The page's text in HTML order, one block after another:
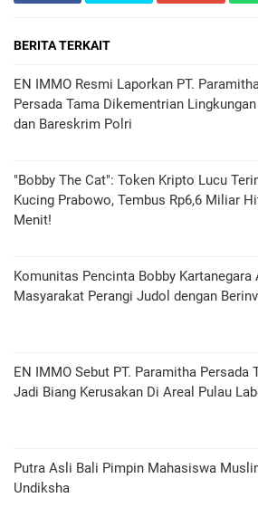
BERITA TERKAIT
EN IMMO Resmi Laporkan PT.
Persada Tama Dikementrian
dan Bareskrim Polri
"Bobby The Cat": Token Kripto Lucu
Kucing Prabowo, Tembus Rp6,6 Miliar
Menit!
Komunitas Pencinta Bobby Kartanegara
Masyarakat Perangi Judol dengan
EN IMMO Sebut PT. Paramitha Persada
Jadi Biang Kerusakan Di Areal Pulau
Putra Asli Bali Pimpin Mahasiswa
Undiksha